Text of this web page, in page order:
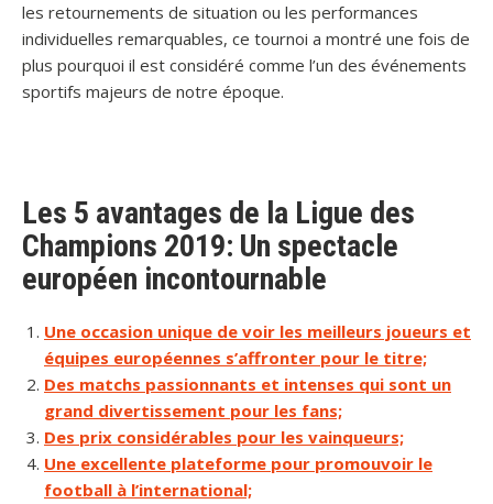
les retournements de situation ou les performances
individuelles remarquables, ce tournoi a montré une fois de
plus pourquoi il est considéré comme l’un des événements
sportifs majeurs de notre époque.
Les 5 avantages de la Ligue des
Champions 2019: Un spectacle
européen incontournable
Une occasion unique de voir les meilleurs joueurs et
équipes européennes s’affronter pour le titre;
Des matchs passionnants et intenses qui sont un
grand divertissement pour les fans;
Des prix considérables pour les vainqueurs;
Une excellente plateforme pour promouvoir le
football à l’international;